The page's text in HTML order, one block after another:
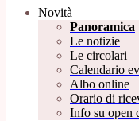
Novità
Panoramica
Le notizie
Le circolari
Calendario
Albo online
Orario di
Info su open